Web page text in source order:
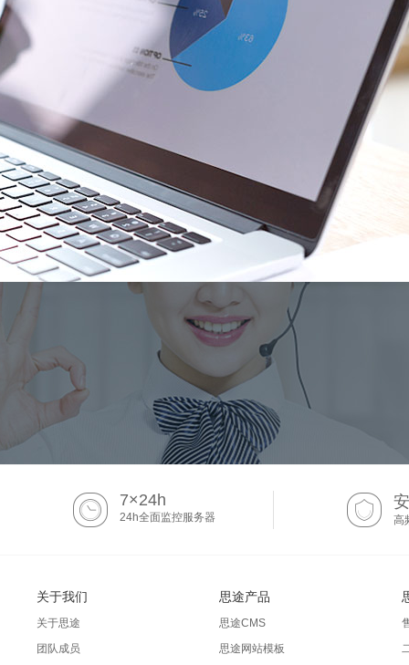
7×24h
24h全面监控服务器 高
关于我们
关于思途
团队成员
思途产品
思途CMS
思途网站模板